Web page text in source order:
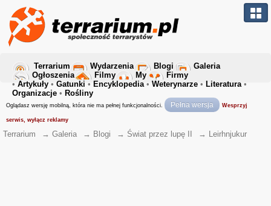
Terrarium Wydarzenia Blogi
Galeria
Ogłoszenia
Filmy My
Firmy
• Artykuły • Gatunki • Encyklopedia• Weterynarze • Literatura•
Organizacje • Rośliny
Oglądasz wersję mobilną, która nie ma pełnej funkcjonalności. Pełna wersja Wesprzyj
serwis, wyłącz reklamy
Terrarium → Galeria → Blogi → Świat przez lupę II → Leirhnjukur